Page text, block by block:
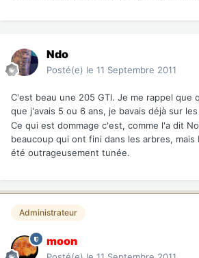
Ndo
Posté(e) le 11 Septembre 2011
C'est beau une 205 GTI. Je me rappel que
que j'avais 5 ou 6 ans, je bavais déjà sur
Ce qui est dommage c'est, comme l'a dit
beaucoup qui ont fini dans les arbres, mais
été outrageusement tunée.
Administrateur
moon